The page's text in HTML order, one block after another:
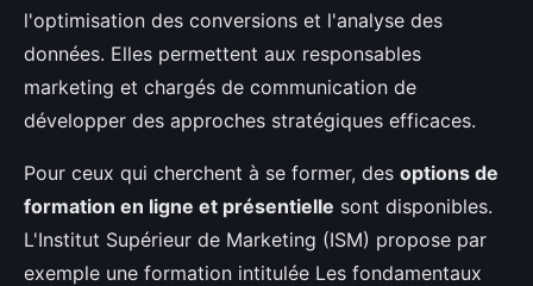
l'optimisation des conversions et l'analyse des
données. Elles permettent aux responsables
marketing et chargés de communication de
développer des approches stratégiques efficaces.
Pour ceux qui cherchent à se former, des options de
formation en ligne et présentielle sont disponibles.
L'Institut Supérieur de Marketing (ISM) propose par
exemple une formation intitulée Les fondamentaux